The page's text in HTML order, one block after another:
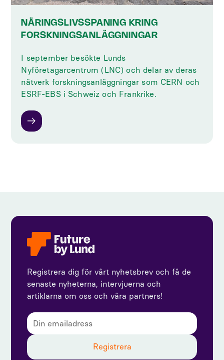
NÄRINGSLIVSSPANING KRING
FORSKNINGSANLÄGGNINGAR
I september besökte Lunds
Nyföretagarcentrum (LNC) och delar av deras
nätverk forskningsanläggningar som CERN och
ESRF-EBS i Schweiz och Frankrike.
Registrera dig för vårt nyhetsbrev och få de
senaste nyheterna, intervjuerna och
artiklarna om oss och våra partners!